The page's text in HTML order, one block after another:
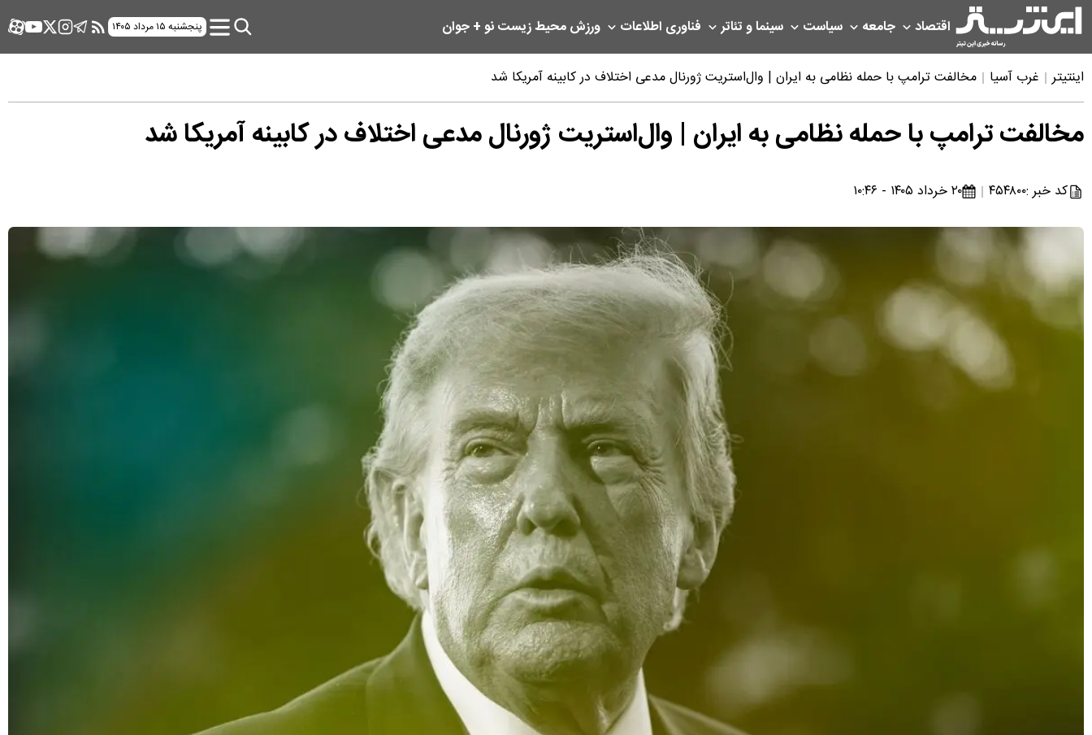
اقتصاد جامعه سیاست سینما و تئاتر فناوری اطلاعات ورزشمحیط زیستنو + جوان پنجشنبه ۱۵ مرداد ۱۴۰۵
اینتیتر غرب آسیا مخالفت ترامپ با حمله نظامی به ایران | وال‌استریت ژورنال مدعی اختلاف در کابینه آمریکا شد
مخالفت ترامپ با حمله نظامی به ایران | وال‌استریت ژورنال مدعی اختلاف در کابینه آمریکا شد
کد خبر :۴۵۴۸۰۰ ۲۰ خرداد ۱۴۰۵ - ۱۰:۴۶